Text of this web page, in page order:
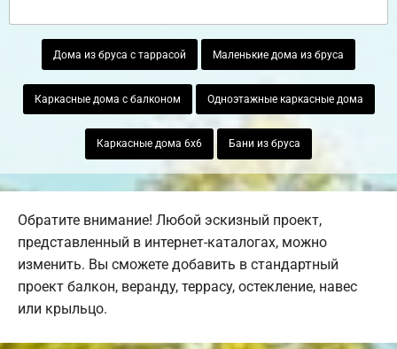
Дома из бруса с таррасой Маленькие дома из бруса
Каркасные дома с балконом Одноэтажные каркасные дома
Каркасные дома 6х6 Бани из бруса
Обратите внимание! Любой эскизный проект,
представленный в интернет-каталогах, можно
изменить. Вы сможете добавить в стандартный
проект балкон, веранду, террасу, остекление, навес
или крыльцо.